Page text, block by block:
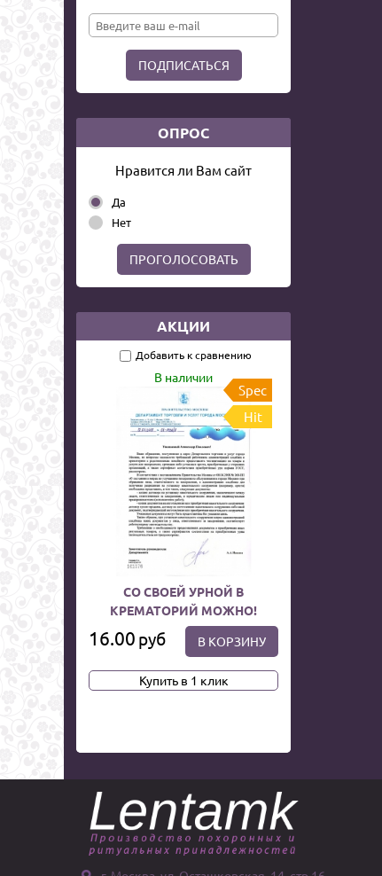
ПОДПИСАТЬСЯ
ОПРОС
Нравится ли Вам сайт
Да
Нет
ПРОГОЛОСОВАТЬ
АКЦИИ
Добавить к сравнению
В наличии
Spec
Hit
СО СВОЕЙ УРНОЙ В
КРЕМАТОРИЙ МОЖНО!
16.00 руб В КОРЗИНУ
Купить в 1 клик